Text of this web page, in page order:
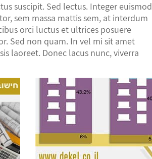
suscipit. Sed lectus. Integer euismod
sem massa mattis sem, at interdum
orci luctus et ultrices posuere
Sed non quam. In vel mi sit amet
laoreet. Donec lacus nunc, viverra